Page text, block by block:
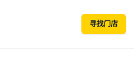
寻找门店